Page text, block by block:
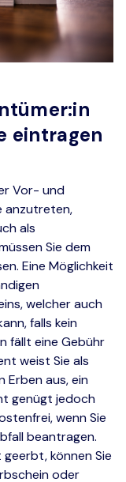
eintragen
Vor- und
anzutreten,
als
Sie dem
Eine Möglichkeit
welcher auch
falls kein
fällt eine Gebühr
weist Sie als
Erben aus, ein
genügt jedoch
wenn Sie
beantragen.
geerbt, können Sie
oder